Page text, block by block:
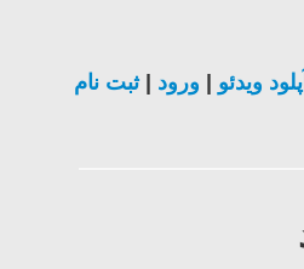
آپلود ویدئو ورود |ثبت نام